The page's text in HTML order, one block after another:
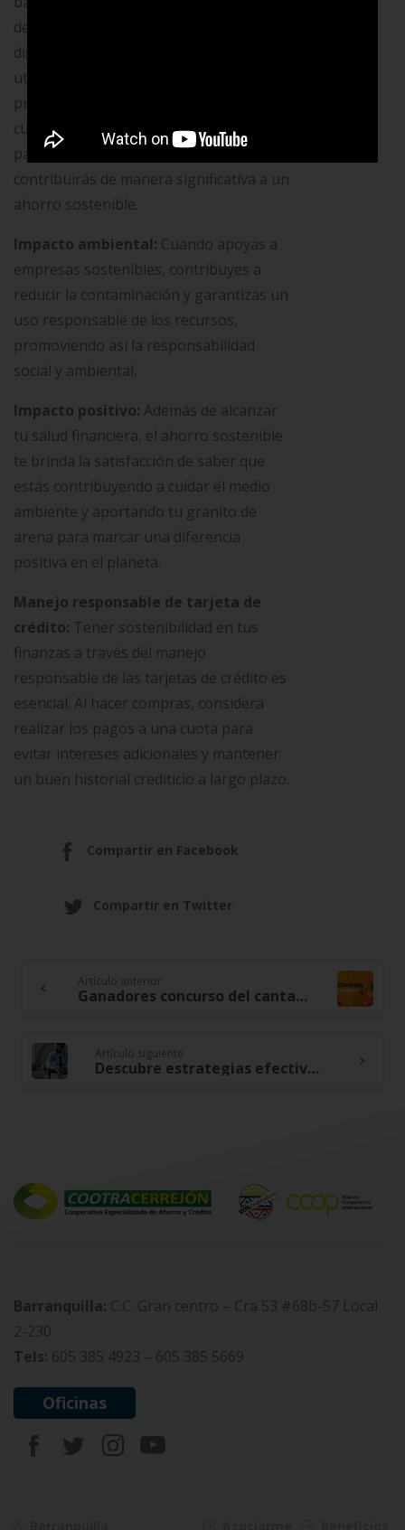
desplazamiento, ahorrarás dinero y
disminuirás tu huella de carbono al
utilizar menos papel. Al optar por
procesos digitales, como estados de
cuenta electrónicos, transferencias de
pagos y depósitos de dinero,
contribuirás de manera significativa a un
ahorro sostenible.
Impacto ambiental: Cuando apoyas a
empresas sostenibles, contribuyes a
reducir la contaminación y garantizas un
uso responsable de los recursos,
promoviendo así la responsabilidad
social y ambiental.
Impacto positivo: Además de alcanzar
tu salud financiera, el ahorro sostenible
te brinda la satisfacción de saber que
estás contribuyendo a cuidar el medio
ambiente y aportando tu granito de
arena para marcar una diferencia
positiva en el planeta.
Manejo responsable de tarjeta de
crédito: Tener sostenibilidad en tus
finanzas a través del manejo
responsable de las tarjetas de crédito es
esencial. Al hacer compras, considera
realizar los pagos a una cuota para
evitar intereses adicionales y mantener
un buen historial crediticio a largo plazo.
Compartir en Facebook
Compartir en Twitter
Continue
Reading
Artículo anterior
Ganadores concurso del cantante vallenato
Artículo siguiente
Descubre estrategias efectivas para gestionar la pérdida de empleo o ingresos mientras te recuperas financieramente
Barranquilla: C.C. Gran centro – Cra 53 #68b-57 Local
2-230
Tels: 605 385 4923 – 605 385 5669
Oficinas